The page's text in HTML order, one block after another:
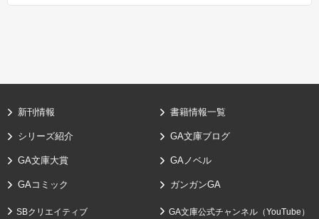
新刊情報 書籍情報一覧
シリーズ紹介 GA文庫ブログ
GA文庫大賞 GAノベル
GAコミック ガンガンGA
SBクリエイティブ GA文庫公式チャンネル（YouTube）